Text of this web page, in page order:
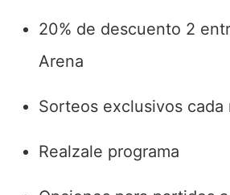
20% de descuento 2
Arena
Sorteos exclusivos cada
Realzale programa